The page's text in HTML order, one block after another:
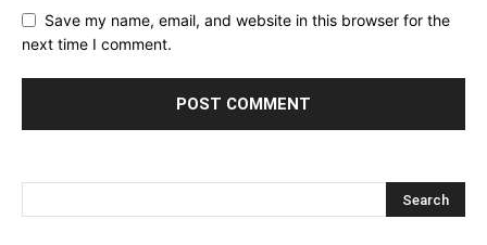
Save my name, email, and website in this browser for the
next time I comment.